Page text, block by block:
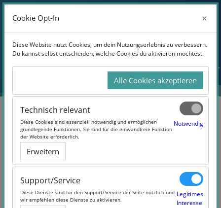
Zum Hauptinhalt
Website-Übersicht
Anmelden
Einzigartigkeit entwickeln –
konzeptionelle Stärke im
Geschäftsmodell gestalten
(#Einzigartigkeit entwickeln)
Cookie Opt-In ×
Diese Website nutzt Cookies, um dein Nutzungserlebnis zu verbessern.
Du kannst selbst entscheiden, welche Cookies du aktivieren möchtest.
Alle Cookies akzeptieren
Technisch relevant
Diese Cookies sind essenziell notwendig und ermöglichen
grundlegende Funktionen. Sie sind für die einwandfreie Funktion
der Website erforderlich.
Notwendig
Erweitern
Support/Service
Diese Dienste sind für den Support/Service der Seite nützlich und
wir empfehlen diese Dienste zu aktivieren.
Legitimes
Interesse
Cookie Opt-In ×
Diese Website nutzt Cookies, um dein Nutzungserlebnis zu verbessern.
Du kannst selbst entscheiden, welche Cookies du aktivieren möchtest.
Alle Cookies akzeptieren
Technisch relevant
Diese Cookies sind essenziell notwendig und ermöglichen
grundlegende Funktionen. Sie sind für die einwandfreie Funktion
der Website erforderlich.
Notwendig
Erweitern
Support/Service
Diese Dienste sind für den Support/Service der Seite nützlich und
wir empfehlen diese Dienste zu aktivieren.
Legitimes
Interesse